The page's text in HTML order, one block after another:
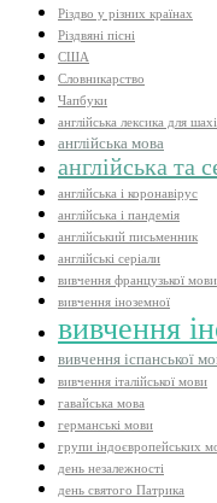
Різдво у різних країнах
Різдвяні пісні
США
Словникарство
Чапбуки
англійська лексика для
англійська мова
англійська та
англійська і коронавірус
англійська і пандемія
англійський письменник
англійські серіали
вивчення французької мови
вивчення іноземної
вивчення
вивчення іспанської
вивчення італійської мови
гавайська мова
германські мови
групи індоєвропейських
день незалежності
день святого Патрика